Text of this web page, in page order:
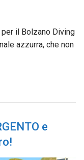
il Bolzano Diving
azzurra, che non
e